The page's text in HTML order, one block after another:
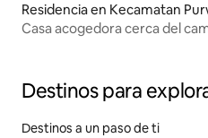
Residencia en Kecamatan
Casa acogedora cerca del
Destinos para
Destinos a un paso de ti